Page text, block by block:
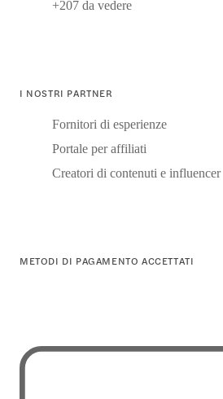
+207 da vedere
I NOSTRI PARTNER
Fornitori di esperienze
Portale per affiliati
Creatori di contenuti e influencer
METODI DI PAGAMENTO ACCETTATI